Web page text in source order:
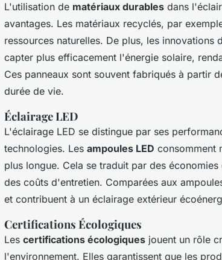
L'utilisation de matériaux durables dans
avantages. Les matériaux recyclés, par
ressources naturelles. De plus, les innovations
capter plus efficacement l'énergie solaire,
Ces panneaux sont souvent fabriqués à partir
durée de vie.
Éclairage LED
L'éclairage LED se distingue par ses
technologies. Les ampoules LED consomment
plus longue. Cela se traduit par des
des coûts d'entretien. Comparées aux
et contribuent à un éclairage extérieur
Certifications Écologiques
Les certifications écologiques jouent un rôle
l'environnement. Elles garantissent que les